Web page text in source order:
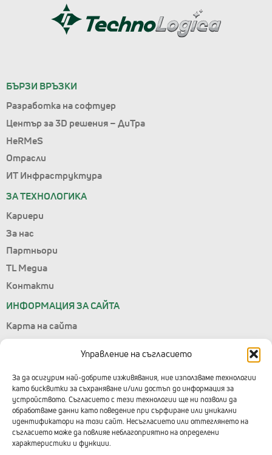
Управление на съгласието
За да осигурим най-добрите изживявания, ние използваме технологии
като бисквитки за съхраняване и/или достъп до информация за
устройството. Съгласието с тези технологии ще ни позволи да
обработваме данни като поведение при сърфиране или уникални
идентификатори на този сайт. Несъгласието или оттеглянето на
съгласието може да повлияе неблагоприятно на определени
характеристики и функции.
БЪРЗИ ВРЪЗКИ
Разработка на софтуер
Център за 3D решения – ДиТра
HeRMeS
Отрасли
ИТ Инфраструктура
ЗА ТЕХНОЛОГИКА
Кариери
За нас
Партньори
TL Медиа
Контакти
ИНФОРМАЦИЯ ЗА САЙТА
Карта на сайта
Лични данни
Условия за ползване
Управление на съгласието
Правила за подаване на сигнали
КОНТАКТИ С ТЕХНОЛОГИКА
Централен офис
+359 2 91 912